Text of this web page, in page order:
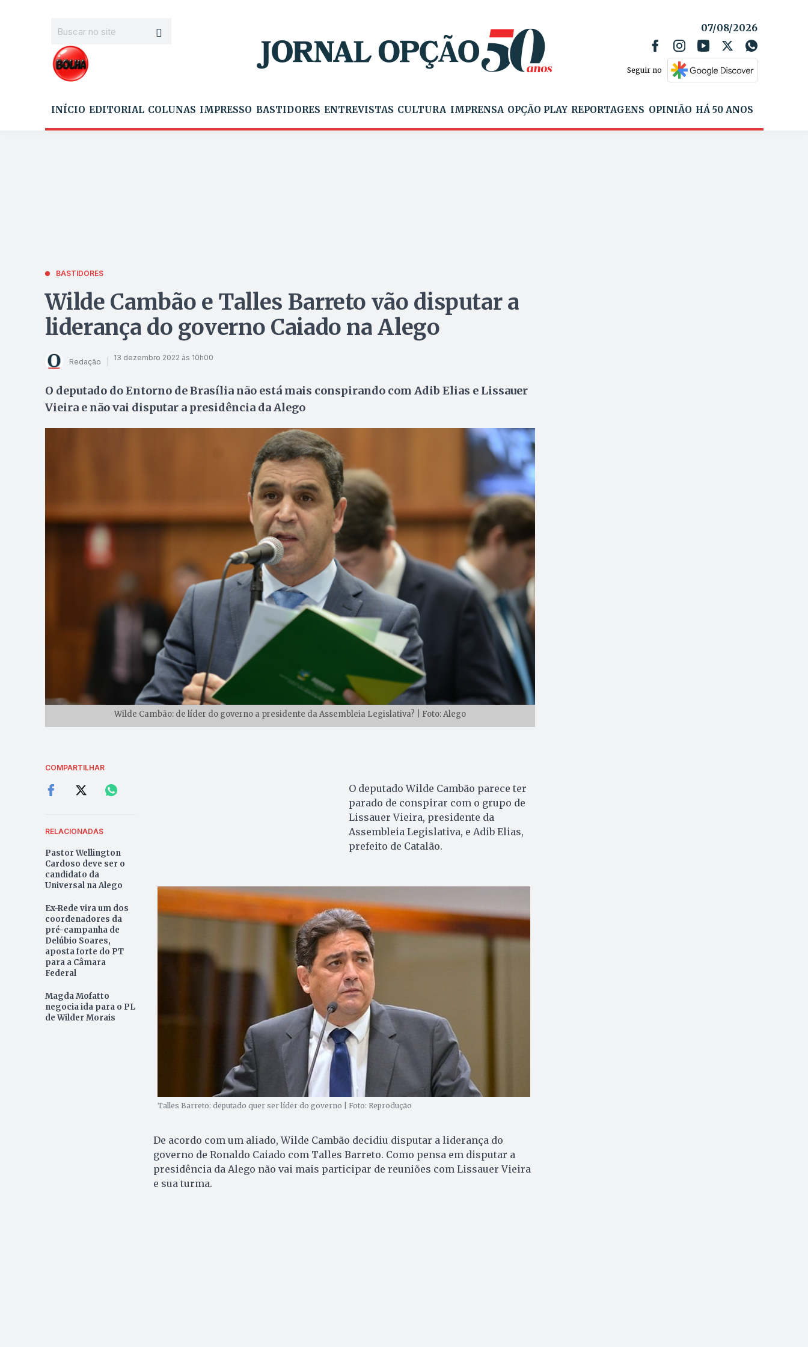
07/08/2026
Seguir no
INÍCIO EDITORIAL COLUNAS IMPRESSO BASTIDORES ENTREVISTAS CULTURA IMPRENSA OPÇÃO PLAY REPORTAGENS OPINIÃO HÁ 50 ANOS
BASTIDORES
Wilde Cambão e Talles Barreto vão disputar a
liderança do governo Caiado na Alego
Redação 13 dezembro 2022 às 10h00
O deputado do Entorno de Brasília não está mais conspirando com Adib Elias e Lissauer
Vieira e não vai disputar a presidência da Alego
Wilde Cambão: de líder do governo a presidente da Assembleia Legislativa? | Foto: Alego
COMPARTILHAR
RELACIONADAS
Pastor Wellington
Cardoso deve ser o
candidato da
Universal na Alego
Ex-Rede vira um dos
coordenadores da
pré-campanha de
Delúbio Soares,
aposta forte do PT
para a Câmara
Federal
Magda Mofatto
negocia ida para o PL
de Wilder Morais
O deputado Wilde Cambão parece ter
parado de conspirar com o grupo de
Lissauer Vieira, presidente da
Assembleia Legislativa, e Adib Elias,
prefeito de Catalão.
Talles Barreto: deputado quer ser líder do governo | Foto: Reprodução
De acordo com um aliado, Wilde Cambão decidiu disputar a liderança do
governo de Ronaldo Caiado com Talles Barreto. Como pensa em disputar a
presidência da Alego não vai mais participar de reuniões com Lissauer Vieira
e sua turma.